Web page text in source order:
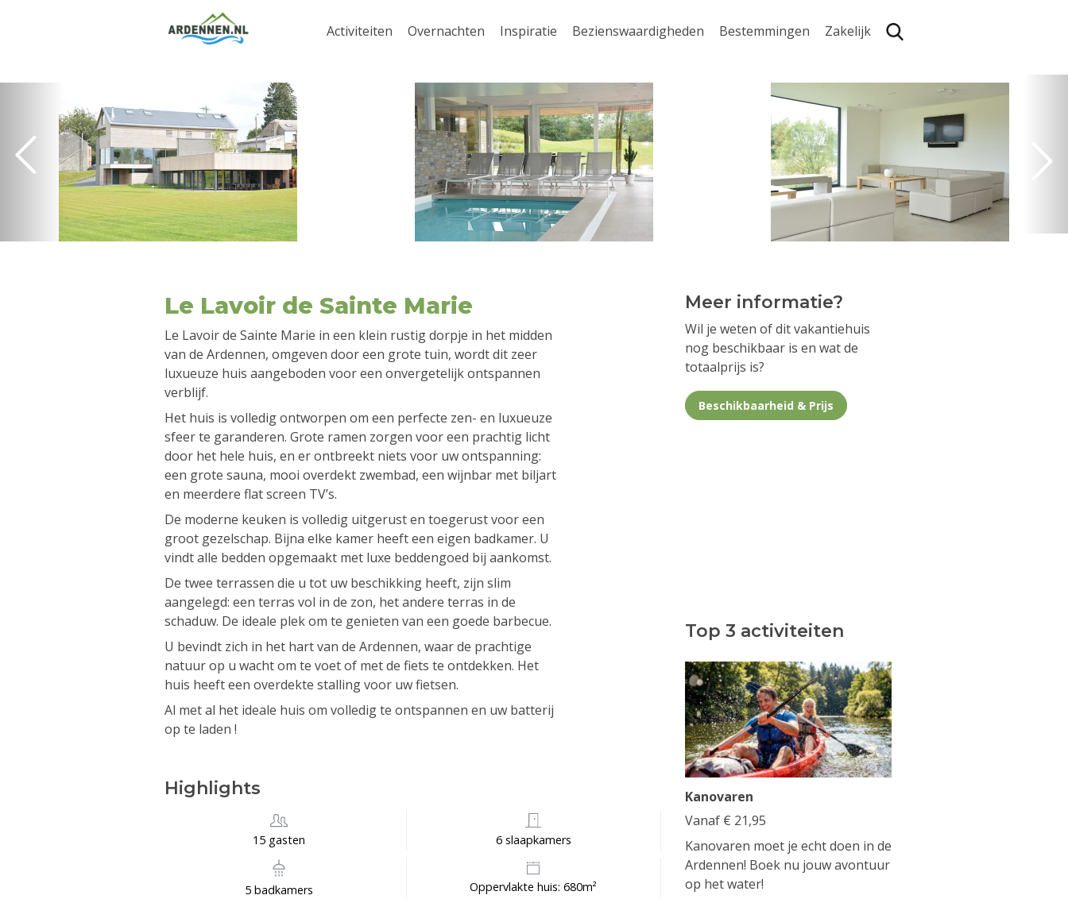
Activiteiten Overnachten Inspiratie Bezienswaardigheden Bestemmingen Zakelijk
Le Lavoir de Sainte Marie
Le Lavoir de Sainte Marie in een klein rustig dorpje in het midden
van de Ardennen, omgeven door een grote tuin, wordt dit zeer
luxueuze huis aangeboden voor een onvergetelijk ontspannen
verblijf.
Het huis is volledig ontworpen om een ​​perfecte zen- en luxueuze
sfeer te garanderen. Grote ramen zorgen voor een prachtig licht
door het hele huis, en er ontbreekt niets voor uw ontspanning:
een grote sauna, mooi overdekt zwembad, een wijnbar met biljart
en meerdere flat screen TV’s.
De moderne keuken is volledig uitgerust en toegerust voor een
groot gezelschap. Bijna elke kamer heeft een eigen badkamer. U
vindt alle bedden opgemaakt met luxe beddengoed bij aankomst.
De twee terrassen die u tot uw beschikking heeft, zijn slim
aangelegd: een terras vol in de zon, het andere terras in de
schaduw. De ideale plek om te genieten van een goede barbecue.
U bevindt zich in het hart van de Ardennen, waar de prachtige
natuur op u wacht om te voet of met de fiets te ontdekken. Het
huis heeft een overdekte stalling voor uw fietsen.
Al met al het ideale huis om volledig te ontspannen en uw batterij
op te laden !
Highlights
15 gasten 6 slaapkamers
5 badkamers Oppervlakte huis: 680m²
Meer informatie?
Wil je weten of dit vakantiehuis
nog beschikbaar is en wat de
totaalprijs is?
Beschikbaarheid & Prijs
Top 3 activiteiten
Kanovaren
Vanaf € 21,95
Kanovaren moet je echt doen in de
Ardennen! Boek nu jouw avontuur
op het water!